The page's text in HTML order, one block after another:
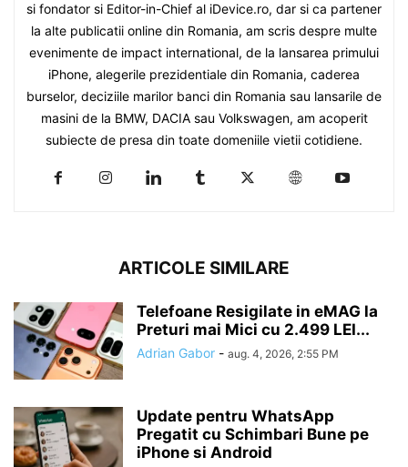
si fondator si Editor-in-Chief al iDevice.ro, dar si ca partener
la alte publicatii online din Romania, am scris despre multe
evenimente de impact international, de la lansarea primului
iPhone, alegerile prezidentiale din Romania, caderea
burselor, deciziile marilor banci din Romania sau lansarile de
masini de la BMW, DACIA sau Volkswagen, am acoperit
subiecte de presa din toate domeniile vietii cotidiene.
ARTICOLE SIMILARE
Telefoane Resigilate in eMAG la
Preturi mai Mici cu 2.499 LEI...
Adrian Gabor - aug. 4, 2026, 2:55 PM
Update pentru WhatsApp
Pregatit cu Schimbari Bune pe
iPhone si Android